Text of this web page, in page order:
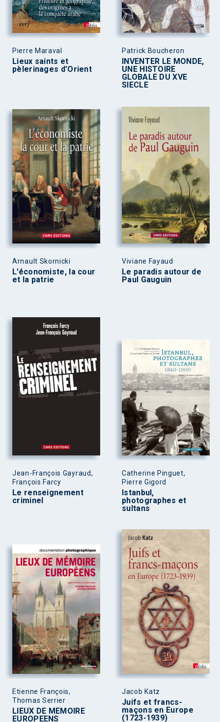
Pierre Maraval
Lieux saints et
pèlerinages d’Orient
Patrick Boucheron
INVENTER LE MONDE,
UNE HISTOIRE
GLOBALE DU XVE
SIECLE
Arnault Skornicki
L’économiste, la cour
et la patrie
Viviane Fayaud
Le paradis autour de
Paul Gauguin
Jean-François Gayraud,
François Farcy
Le renseignement
criminel
Catherine Pinguet,
Pierre Gigord
Istanbul,
photographes et
sultans
Etienne François,
Thomas Serrier
LIEUX DE MEMOIRE
EUROPEENS
Jacob Katz
Juifs et francs-
maçons en Europe
(1723-1939)